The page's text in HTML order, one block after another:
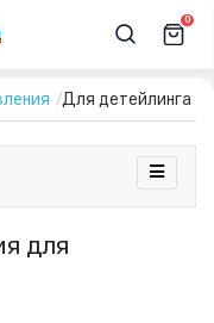
0
Для детейлинга
для